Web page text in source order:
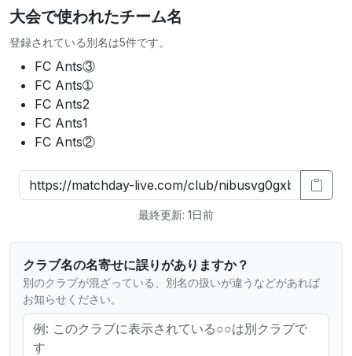
大会で使われたチーム名
登録されている別名は5件です。
FC Ants③
FC Ants➀
FC Ants2
FC Ants1
FC Ants②
最終更新: 1日前
クラブ名の名寄せに誤りがありますか？
別のクラブが混ざっている、別名の扱いが違うなどがあれば
お知らせください。